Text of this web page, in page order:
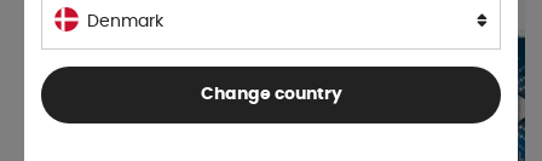
SUPERPRIS!
Denmark
Change country